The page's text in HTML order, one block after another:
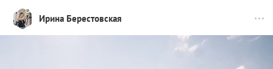
Ирина Берестовская